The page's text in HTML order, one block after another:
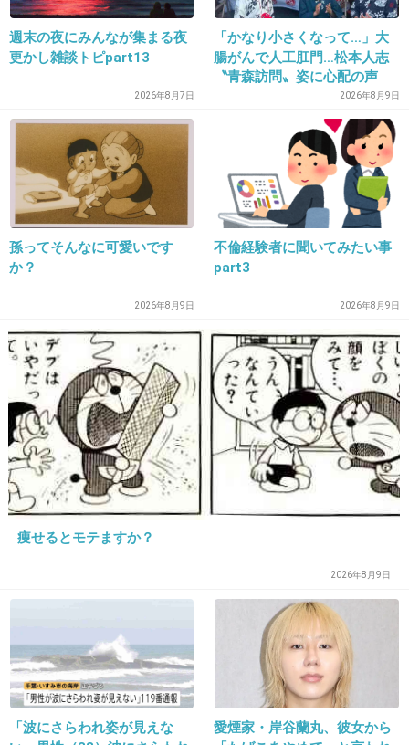
21. 匿名2014/05/04(日) 10:09:33
素朴な疑問なんだけど
○○ちゃんはいい子ですよとか○○ちゃんは好きっ
て言ってる人は
何を基準に決めてるの？
-15
22. 匿名2014/05/04(日) 10:09:37
13 私も！さんかくは笑ったー小野恵令奈さんは芝居うまいです。
23. 匿名 2014/05/04(日) 10:09:38
この子を批判するわけじゃないけど、女優目指
して真剣に演技など頑張ってる子達もいるな
か、知名度で主演をとれる世の中が悲しい。
+65 -9
なんかいつも目見開いてるよね
可愛く見せようと必死な感じがでてて嫌
25. 匿名2014/05/04(日) 10:11:05
週末の夜にみんなが集まる夜
更かし雑談トピpart13
2026年8月7日
「かなり小さくなって…」大
腸がんで人工肛門…松本人志
〝青森訪問〟姿に心配の声
続々「脂肪のない感じが痛ま
しい」「無理せずに」
2026年8月9日
孫ってそんなに可愛いです
か？
2026年8月9日
不倫経験者に聞いてみたい事
part3
2026年8月9日
痩せるとモテますか？
2026年8月9日
「波にさらわれ姿が見えな
愛煙家・岸谷蘭丸、彼女から